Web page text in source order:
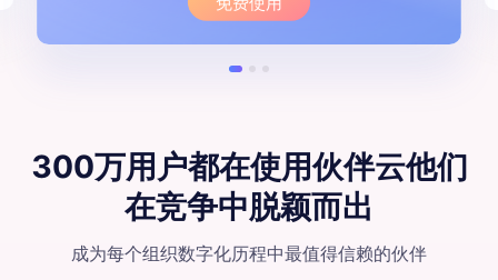
300万用户都在使用伙伴云他们
在竞争中脱颖⽽出
成为每个组织数字化历程中最值得信赖的伙伴